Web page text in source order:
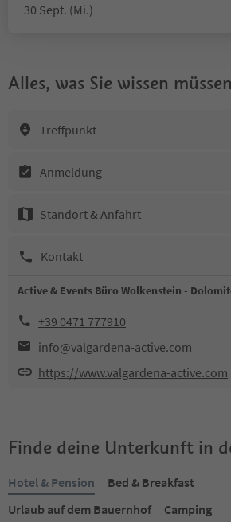
30 Sept. (Mi.)
Alles, was Sie wissen müssen
Treffpunkt
Anmeldung
Standort & Anfahrt
Kontakt
Active & Events Büro Wolkenstein -
+39 0471 777910
info@valgardena-active.com
https://www.valgardena-active.com
Finde deine Unterkunft in
Hotel & Pension
Bed & Breakfast
Urlaub auf dem Bauernhof
Camping